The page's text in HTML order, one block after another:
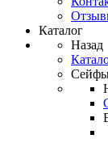
Каталог
Назад